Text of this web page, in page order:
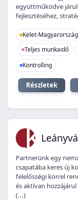
együttműködve
fejlesztéséhez,
Kelet-Magyarország
Teljes munkaidő
Kontrolling
Részletek
LK
Partnerünk egy
csapatába keres új
felelősségi körrel
és aktívan
(...)